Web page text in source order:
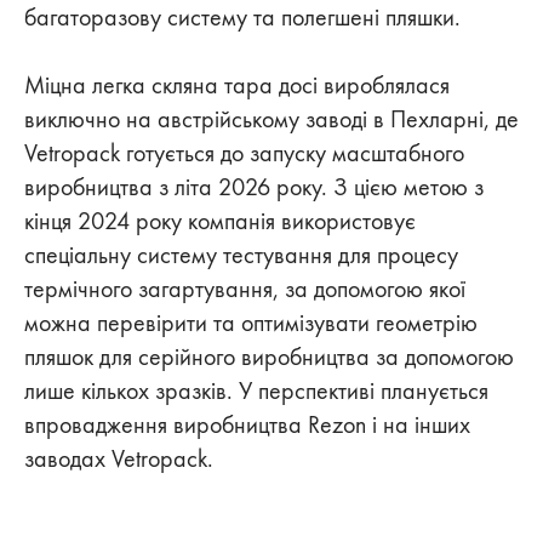
багаторазову систему та полегшені пляшки.
Міцна легка скляна тара досі вироблялася
виключно на австрійському заводі в Пехларні, де
Vetropack готується до запуску масштабного
виробництва з літа 2026 року. З цією метою з
кінця 2024 року компанія використовує
спеціальну систему тестування для процесу
термічного загартування, за допомогою якої
можна перевірити та оптимізувати геометрію
пляшок для серійного виробництва за допомогою
лише кількох зразків. У перспективі планується
впровадження виробництва Rezon і на інших
заводах Vetropack.